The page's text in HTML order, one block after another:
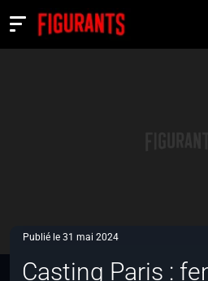
Actualités
Publié le 31 mai 2024
Casting Paris :